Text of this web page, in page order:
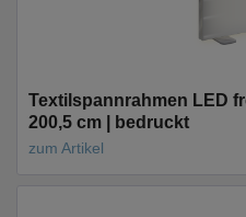
Textilspannrahmen LED
200,5 cm | bedruckt
zum Artikel